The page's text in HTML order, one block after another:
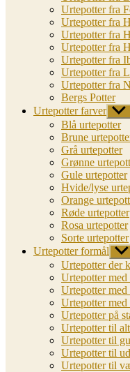
Urtepotter fra
Urtepotter fra
Urtepotter fra
Urtepotter fra
Urtepotter fra
Urtepotter fra
Urtepotter fra
Bergs Potter
Urtepotter farver Vis
Blå urtepotter
Brune
Grå urtepotter
Grønne
Gule urtepotter
Hvide/lyse
Orange
Røde urtepotter
Rosa urtepotter
Sorte urtepotter
Urtepotter formål Vis
Urtepotter der
Urtepotter med
Urtepotter
Urtepotter med
Urtepotter på
Urtepotter til
Urtepotter til
Urtepotter til
Urtepotter til